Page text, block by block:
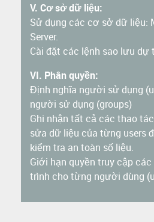
V. Cơ sở dữ liệu:
Sử dụng các cơ sở dữ liệu:
Server.
Cài đặt các lệnh sao lưu dự
VI. Phân quyền:
Định nghĩa người sử dụng
người sử dụng (groups)
Ghi nhận tất cả các thao
sửa dữ liệu của từng users
kiểm tra an toàn số liệu.
Giới hạn quyền truy cập
trình cho từng người dùng